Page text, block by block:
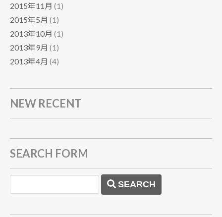
2015年11月 (1)
2015年5月 (1)
2013年10月 (1)
2013年9月 (1)
2013年4月 (4)
NEW RECENT
SEARCH FORM
SEARCH